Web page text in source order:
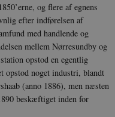
og flere af egnens
efter indførelsen af
med handlende og
mellem Nørresundby og
opstod en egentlig
opstod noget industri, blandt
(anno 1886), men næsten
beskæftiget inden for